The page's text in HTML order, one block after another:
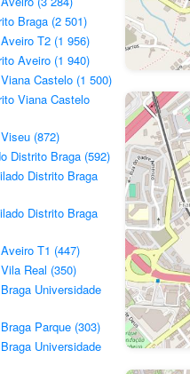
Braga (2 501)
T2 (1 956)
Aveiro (1 940)
Castelo (1 500)
Viana Castelo
(872)
Distrito Braga (592)
Distrito Braga
Distrito Braga
T1 (447)
Real (350)
Universidade
Parque (303)
Universidade